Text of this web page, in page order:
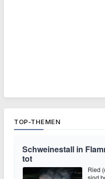
TOP-THEMEN
Schweinestall in
tot
Ried
sind